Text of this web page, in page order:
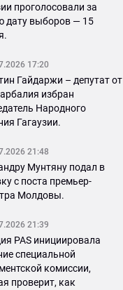
проголосовали за
дату выборов — 15
17:20
Гайдаржи – депутат от
избран
Народного
Гагаузии.
21:48
Мунтяну подал в
с поста премьер-
Молдовы.
21:39
PAS инициировала
специальной
комиссии,
проверит, как